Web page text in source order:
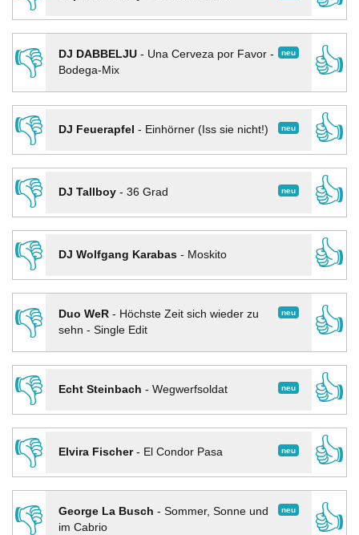
👎
neu
DJ DABBELJU- Una Cerveza por Favor -
Bodega-Mix
👍
👎
neu
DJ Feuerapfel - Einhörner (Iss sie nicht!)
👍
👎
neu
DJ Tallboy- 36 Grad
👍
👎
DJ Wolfgang Karabas- Moskito
👍
👎
neu
Duo WeR- Höchste Zeit sich wieder zu
sehn - Single Edit
👍
👎
neu
Echt Steinbach - Wegwerfsoldat
👍
👎
neu
Elvira Fischer- El Condor Pasa
👍
👎
neu
George La Busch - Sommer, Sonne und
im Cabrio
👍